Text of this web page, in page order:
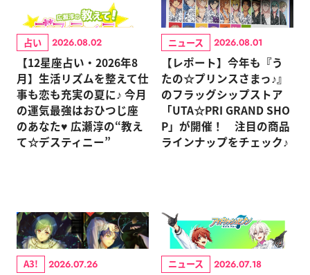
占い 2026.08.02
【12星座占い・2026年8
月】生活リズムを整えて仕
事も恋も充実の夏に♪ 今月
の運気最強はおひつじ座
のあなた♥ 広瀬淳の“教え
て☆デスティニー”
ニュース 2026.08.01
【レポート】今年も『う
たの☆プリンスさまっ♪』
のフラッグシップストア
「UTA☆PRI GRAND SHO
P」が開催！ 注目の商品
ラインナップをチェック♪
A3! 2026.07.26 ニュース 2026.07.18